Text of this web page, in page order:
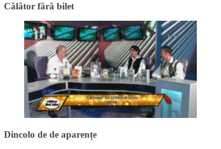
Călător fără bilet
Dincolo de de aparențe